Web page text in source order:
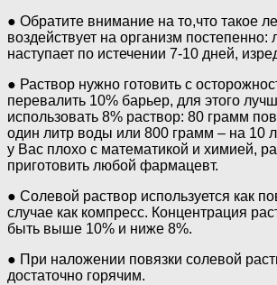
● Обратите внимание на то,что такое
воздействует на организм
наступает по истечении 7-10 дней,
● Раствор нужно готовить с
перевалить 10% барьер, для этого
использовать 8% раствор: 80 грамм
один литр воды или 800 грамм – на 10
у Вас плохо с математикой и химией,
приготовить любой фармацевт.
● Солевой раствор используется как
случае как компресс. Концентрация
быть выше 10% и ниже 8%.
● При наложении повязки солевой
достаточно горячим.